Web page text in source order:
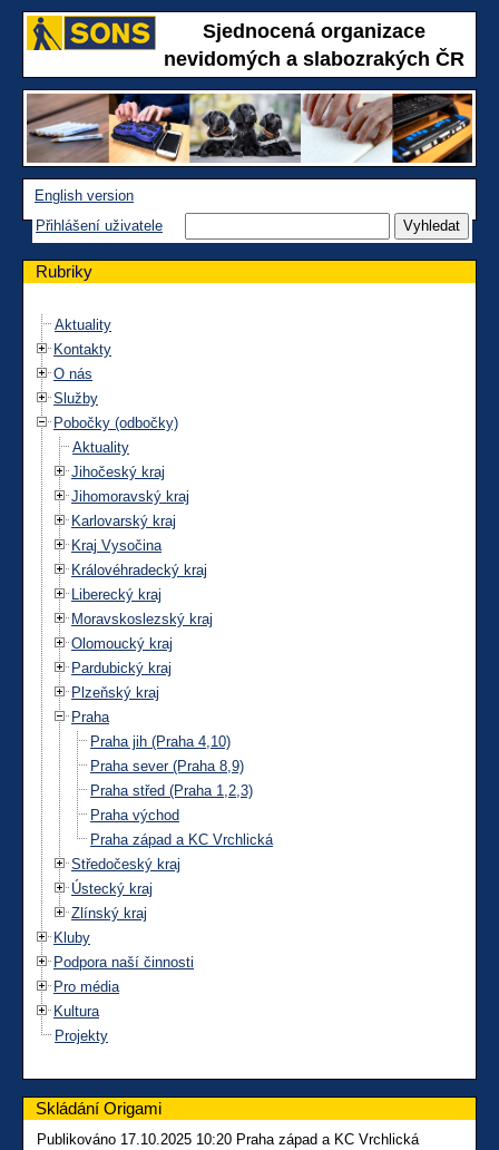
Sjednocená organizace
nevidomých a slabozrakých ČR
English version
Přihlášení uživatele
Rubriky
Aktuality
Kontakty
O nás
Služby
Pobočky (odbočky)
Aktuality
Jihočeský kraj
Jihomoravský kraj
Karlovarský kraj
Kraj Vysočina
Královéhradecký kraj
Liberecký kraj
Moravskoslezský kraj
Olomoucký kraj
Pardubický kraj
Plzeňský kraj
Praha
Praha jih (Praha 4,10)
Praha sever (Praha 8,9)
Praha střed (Praha 1,2,3)
Praha východ
Praha západ a KC Vrchlická
Středočeský kraj
Ústecký kraj
Zlínský kraj
Kluby
Podpora naší činnosti
Pro média
Kultura
Projekty
Skládání Origami
Publikováno 17.10.2025 10:20 Praha západ a KC Vrchlická